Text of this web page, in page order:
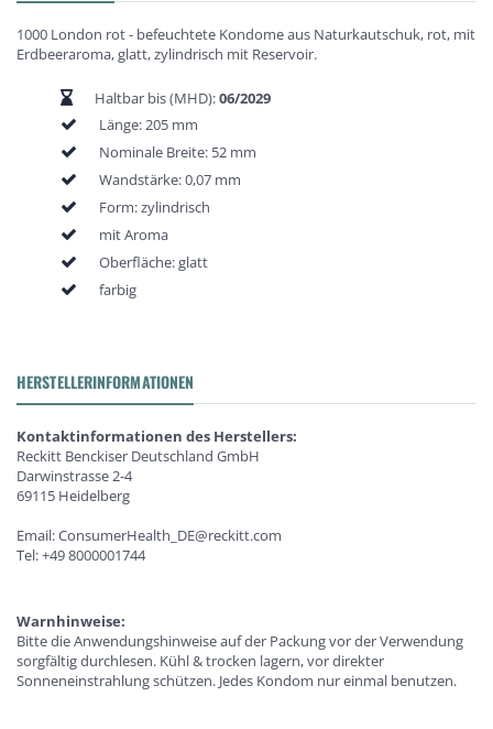
1000 London rot - befeuchtete Kondome aus Naturkautschuk, rot, mit
Erdbeeraroma, glatt, zylindrisch mit Reservoir.
Haltbar bis (MHD):06/2029
Länge: 205 mm
Nominale Breite: 52 mm
Wandstärke: 0,07 mm
Form: zylindrisch
mit Aroma
Oberfläche: glatt
farbig
HERSTELLERINFORMATIONEN
Kontaktinformationen des Herstellers:
Reckitt Benckiser Deutschland GmbH
Darwinstrasse 2-4
69115 Heidelberg
Email: ConsumerHealth_DE@reckitt.com
Tel: +49 8000001744
Warnhinweise:
Bitte die Anwendungshinweise auf der Packung vor der Verwendung
sorgfältig durchlesen. Kühl & trocken lagern, vor direkter
Sonneneinstrahlung schützen. Jedes Kondom nur einmal benutzen.